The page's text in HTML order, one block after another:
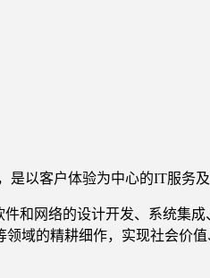
以客户体验为中心的IT服务
和网络的设计开发、系统集
域的精耕细作，实现社会价